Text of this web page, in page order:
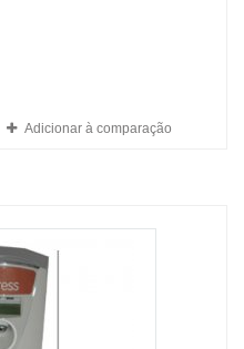
Adicionar à comparação